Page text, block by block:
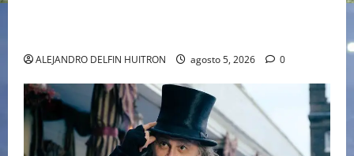
ALEJANDRO DELFIN HUITRON agosto 5, 2026 0